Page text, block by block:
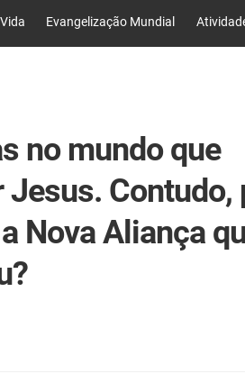
Evangelização Mundial
no mundo que
Contudo,
Nova Aliança